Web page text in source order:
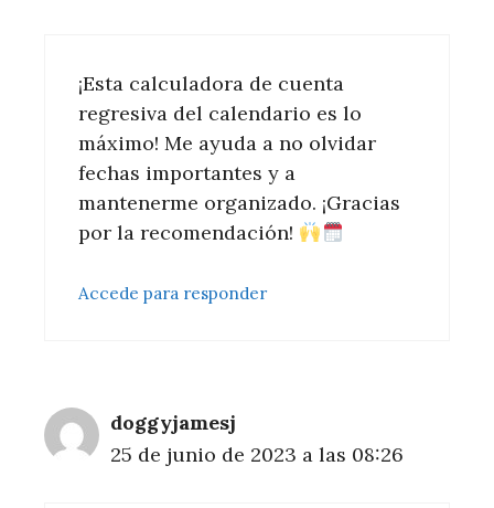
¡Esta calculadora de cuenta
regresiva del calendario es lo
máximo! Me ayuda a no olvidar
fechas importantes y a
mantenerme organizado. ¡Gracias
por la recomendación!
Accede para responder
doggyjamesj
25 de junio de 2023 a las 08:26